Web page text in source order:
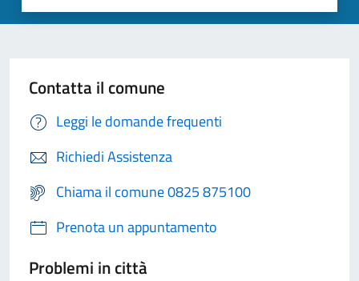
Contatta il comune
Leggi le domande frequenti
Richiedi Assistenza
Chiama il comune 0825 875100
Prenota un appuntamento
Problemi in città